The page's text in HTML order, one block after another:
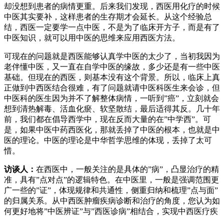
却没想到患者的病情更重。后来我们发现，西医用化疗的时候
中医其实要补，这样患者的生存期才会延长。从这个经验总
结，西医一定要学一点中医，不是为了临床开方子，而是有了
中医知识，就可以用中医的思维来应用西医方法。
可现在的问题就是西医能够认真学中医的太少了，当初我因为
老伴懂中医，又一直在自学中医的缘故，多少还是有一些中医
基础。但现在的西医，则基本没有这个背景。所以，临床上真
正做到中西医结合很难，有了问题就请中医科医生来会诊，但
中医科的医生因为并不了解整体病情，一听到”癌”，立刻就会
想到清热解毒、活血化瘀、软坚散结，最后适得其反。几十年
前，我们都在倡导西学中，现在反而大量的在”中学西”。可
是，如果中医中药西医化，那就丢掉了中医的根本，也就是中
医的理论。中医的理论是中华哲学思维的体现，丢掉了太可
惜。
访谈人： 在西医中，一般关注的是具体的”病”，凸显治疗的精
准，具有”点对点”的逻辑特色。在中医里，一般是强调范围更
广一些的”证”，体现规律和共通性，侧重归纳和梳理”点与面”
的归属关系。从中西医肿瘤疾病诊断和治疗的角度，您认为如
何更好地将”中医辨证”与”西医诊病”相结合，实现中西医疗疾